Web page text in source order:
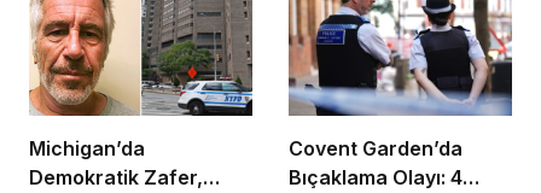
Michigan’da
Demokratik Zafer,
Covent Garden’da
Bıçaklama Olayı: 4